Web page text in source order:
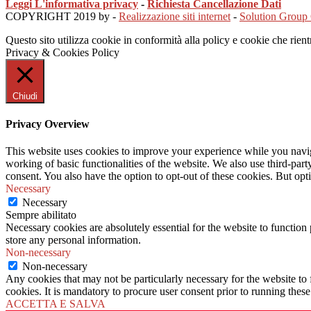
Leggi L'informativa privacy - Richiesta Cancellazione Dati
COPYRIGHT 2019 by - Realizzazione siti internet - Solution Group
Questo sito utilizza cookie in conformità alla policy e cookie che
Privacy & Cookies Policy
Chiudi
Privacy Overview
This website uses cookies to improve your experience while you
working of basic functionalities of the website. We also use third-
consent. You also have the option to opt-out of these cookies. But
Necessary
Necessary
Sempre abilitato
Necessary cookies are absolutely essential for the website to
store any personal information.
Non-necessary
Non-necessary
Any cookies that may not be particularly necessary for the website
cookies. It is mandatory to procure user consent prior to running
ACCETTA E SALVA